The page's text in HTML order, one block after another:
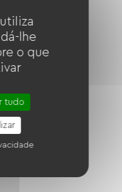
2 Personnes
Voir Le Logement
lhe
o que
tudo